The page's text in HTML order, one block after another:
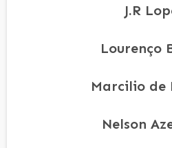
J.R
Lourenço
Marcilio de
Nelson